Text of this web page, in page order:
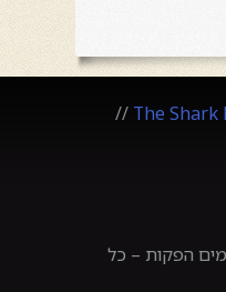
The Shark
//
הפקות – כל